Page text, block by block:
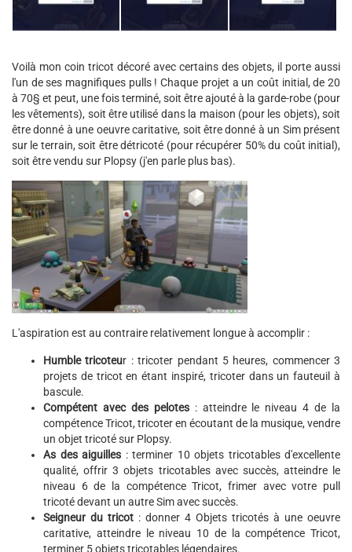
Voilà mon coin tricot décoré avec certains des objets, il porte aussi
l'un de ses magnifiques pulls ! Chaque projet a un coût initial, de 20
à 70§ et peut, une fois terminé, soit être ajouté à la garde-robe (pour
les vêtements), soit être utilisé dans la maison (pour les objets), soit
être donné à une oeuvre caritative, soit être donné à un Sim présent
sur le terrain, soit être détricoté (pour récupérer 50% du coût initial),
soit être vendu sur Plopsy (j'en parle plus bas).
L'aspiration est au contraire relativement longue à accomplir :
Humble tricoteur : tricoter pendant 5 heures, commencer 3
projets de tricot en étant inspiré, tricoter dans un fauteuil à
bascule.
Compétent avec des pelotes: atteindre le niveau 4 de la
compétence Tricot, tricoter en écoutant de la musique, vendre
un objet tricoté sur Plopsy.
As des aiguilles : terminer 10 objets tricotables d'excellente
qualité, offrir 3 objets tricotables avec succès, atteindre le
niveau 6 de la compétence Tricot, frimer avec votre pull
tricoté devant un autre Sim avec succès.
Seigneur du tricot : donner 4 Objets tricotés à une oeuvre
caritative, atteindre le niveau 10 de la compétence Tricot,
terminer 5 objets tricotables légendaires.